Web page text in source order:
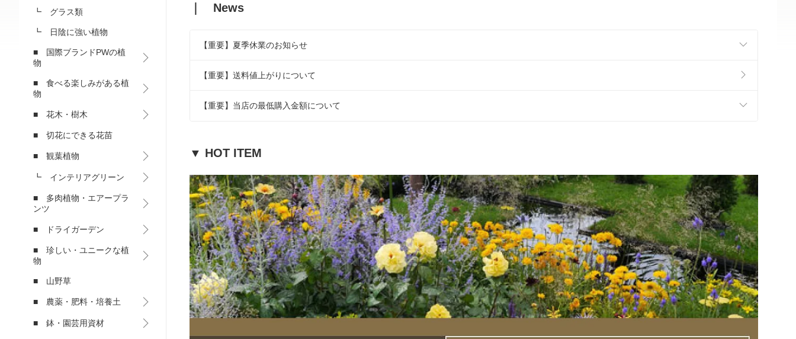
┗ グラス類
┗ 日陰に強い植物
■ 国際ブランドPWの植
物
■ 食べる楽しみがある植
物
■ 花木・樹木
■ 切花にできる花苗
■ 観葉植物
┗ インテリアグリーン
■ 多肉植物・エアープラ
ンツ
■ ドライガーデン
■ 珍しい・ユニークな植
物
■ 山野草
■ 農薬・肥料・培養土
■ 鉢・園芸用資材
｜ News
【重要】夏季休業のお知らせ
【重要】送料値上がりについて
【重要】当店の最低購入金額について
▼ HOT ITEM